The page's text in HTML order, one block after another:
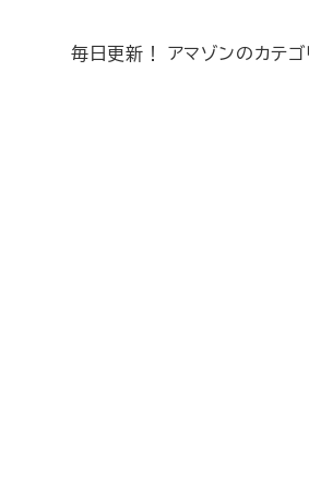
毎日更新！ アマゾンのカテ